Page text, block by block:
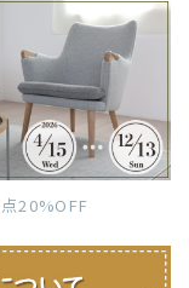
点20%OFF